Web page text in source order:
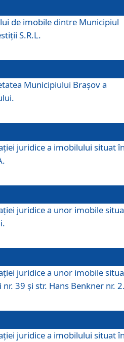
de imobile dintre Municipiul
S.R.L.
Municipiului Braşov a
juridice a imobilului situat
juridice a unor imobile
juridice a unor imobile
39 și str. Hans Benkner nr.
juridice a imobilului situat